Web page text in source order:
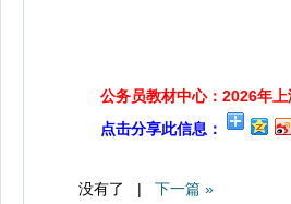
公务员教材中心：2026年
点击分享此信息：
没有了 | 下一篇 »